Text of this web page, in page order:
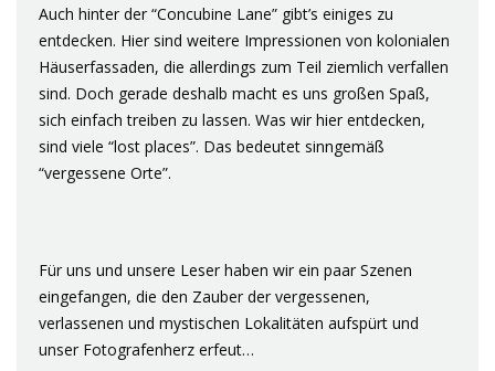
Auch hinter der “Concubine Lane” gibt’s einiges zu
entdecken. Hier sind weitere Impressionen von kolonialen
Häuserfassaden, die allerdings zum Teil ziemlich verfallen
sind. Doch gerade deshalb macht es uns großen Spaß,
sich einfach treiben zu lassen. Was wir hier entdecken,
sind viele “lost places”. Das bedeutet sinngemäß
“vergessene Orte”.
Für uns und unsere Leser haben wir ein paar Szenen
eingefangen, die den Zauber der vergessenen,
verlassenen und mystischen Lokalitäten aufspürt und
unser Fotografenherz erfeut…